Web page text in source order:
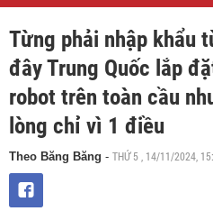
Từng phải nhập khẩu
đây Trung Quốc lắp
robot trên toàn cầu
lòng chỉ vì 1 điều
Theo Băng Băng - THỨ 5 , 14/11/2024,